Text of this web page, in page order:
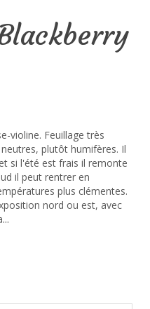
violine. Feuillage très
plutôt humifères. Il
si l'été est frais il remonte
il peut rentrer en
plus clémentes.
nord ou est, avec